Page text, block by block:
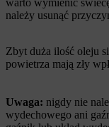
należy usunąć
Zbyt duża ilość oleju
powietrza mają zły
Uwaga: nigdy nie
wydechowego ani